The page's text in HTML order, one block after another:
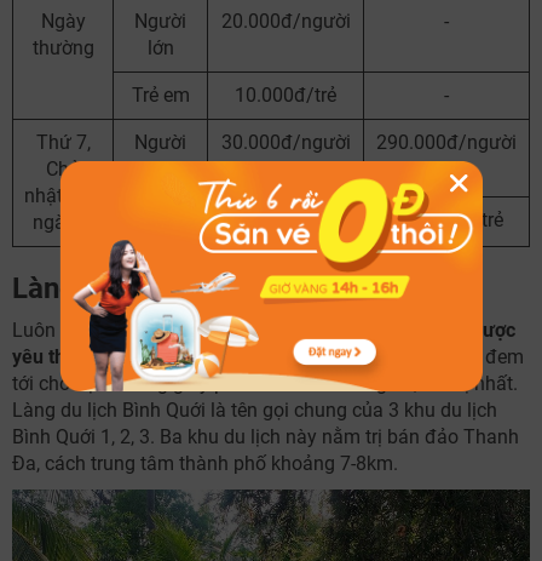
Ngày
thường
Người
lớn
20.000đ/người -
Trẻ em 10.000đ/trẻ -
Thứ 7,
Chủ
nhật, các
ngày lễ
Người
lớn
30.000đ/người 290.000đ/người
15.000đ/trẻ 170.000đ/trẻ
Làng du lịch Bình Quới
Luôn nằm trong danh sáchcác khu du lịch ở Sài Gòn được
yêu thích nhất , làng du lịch Bình Quới sẽ là địa điểm sẽ đem
tới cho bạn những giây phút cuối tuần thư giãn, thú vị nhất.
Làng du lịch Bình Quới là tên gọi chung của 3 khu du lịch
Bình Quới 1, 2, 3. Ba khu du lịch này nằm trị bán đảo Thanh
Đa, cách trung tâm thành phố khoảng 7-8km.